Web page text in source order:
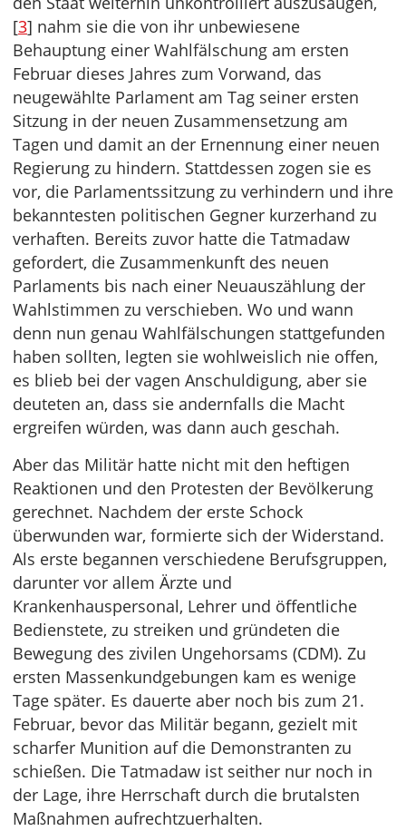
[3] nahm sie die von ihr unbewiesene
Behauptung einer Wahlfälschung am ersten
Februar dieses Jahres zum Vorwand, das
neugewählte Parlament am Tag seiner ersten
Sitzung in der neuen Zusammensetzung am
Tagen und damit an der Ernennung einer neuen
Regierung zu hindern. Stattdessen zogen sie es
vor, die Parlamentssitzung zu verhindern und ihre
bekanntesten politischen Gegner kurzerhand zu
verhaften. Bereits zuvor hatte die Tatmadaw
gefordert, die Zusammenkunft des neuen
Parlaments bis nach einer Neuauszählung der
Wahlstimmen zu verschieben. Wo und wann
denn nun genau Wahlfälschungen stattgefunden
haben sollten, legten sie wohlweislich nie offen,
es blieb bei der vagen Anschuldigung, aber sie
deuteten an, dass sie andernfalls die Macht
ergreifen würden, was dann auch geschah.
Aber das Militär hatte nicht mit den heftigen
Reaktionen und den Protesten der Bevölkerung
gerechnet. Nachdem der erste Schock
überwunden war, formierte sich der Widerstand.
Als erste begannen verschiedene Berufsgruppen,
darunter vor allem Ärzte und
Krankenhauspersonal, Lehrer und öffentliche
Bedienstete, zu streiken und gründeten die
Bewegung des zivilen Ungehorsams (CDM). Zu
ersten Massenkundgebungen kam es wenige
Tage später. Es dauerte aber noch bis zum 21.
Februar, bevor das Militär begann, gezielt mit
scharfer Munition auf die Demonstranten zu
schießen. Die Tatmadaw ist seither nur noch in
der Lage, ihre Herrschaft durch die brutalsten
Maßnahmen aufrechtzuerhalten.